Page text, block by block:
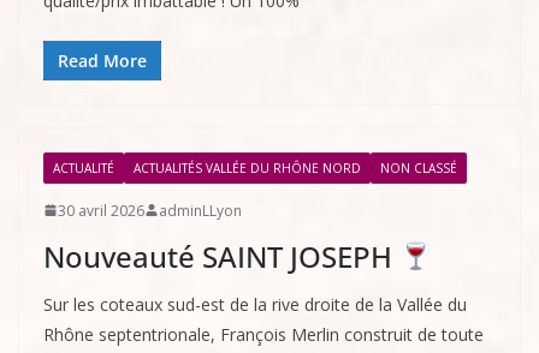
Read More
ACTUALITÉ ACTUALITÉS VALLÉE DU RHÔNE NORD NON CLASSÉ
30 avril 2026 adminLLyon
Nouveauté SAINT JOSEPH
Sur les coteaux sud-est de la rive droite de la Vallée du
Rhône septentrionale, François Merlin construit de toute